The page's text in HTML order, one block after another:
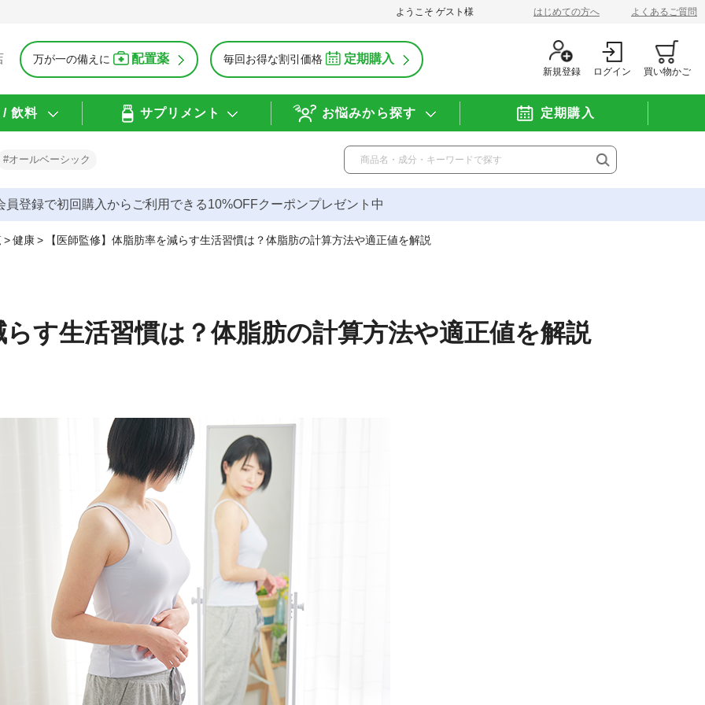
ようこそ ゲスト 様 はじめての方へ よくあるご質問
万が一の備えに 配置薬 毎回お得な割引価格 定期購入
新規登録 ログイン 買い物かご
/ 飲料 サプリメント お悩みから探す 定期購入
#オールベーシック
員登録で初回購入からご利用できる10%OFFクーポンプレゼント中
>健康> 【医師監修】体脂肪率を減らす生活習慣は？体脂肪の計算方法や適正値を解説
す生活習慣は？体脂肪の計算方法や適正値を解説